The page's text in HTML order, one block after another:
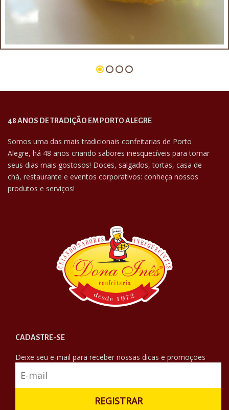
48 ANOS DE TRADIÇÃO EM PORTO ALEGRE
Somos uma das mais tradicionais confeitarias de Porto
Alegre, há 48 anos criando sabores inesquecíveis para tornar
seus dias mais gostosos! Doces, salgados, tortas, casa de
chá, restaurante e eventos corporativos: conheça nossos
produtos e serviços!
CADASTRE-SE
Deixe seu e-mail para receber nossas dicas e promoções